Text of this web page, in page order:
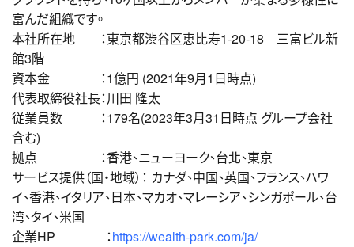
富んだ組織です。
本社所在地 ：東京都渋谷区恵比寿1-20-18 三富ビル新
館3階
資本金 ：1億円 (2021年9月1日時点)
代表取締役社長：川田 隆太
従業員数 ：179名(2023年3月31日時点 グループ会社
含む)
拠点 ：香港、ニューヨーク、台北、東京
サービス提供（国・地域）： カナダ、中国、英国、フランス、ハワ
イ、香港、イタリア、日本、マカオ、マレーシア、シンガポール、台
湾、タイ、米国
企業HP ：https://wealth-park.com/ja/